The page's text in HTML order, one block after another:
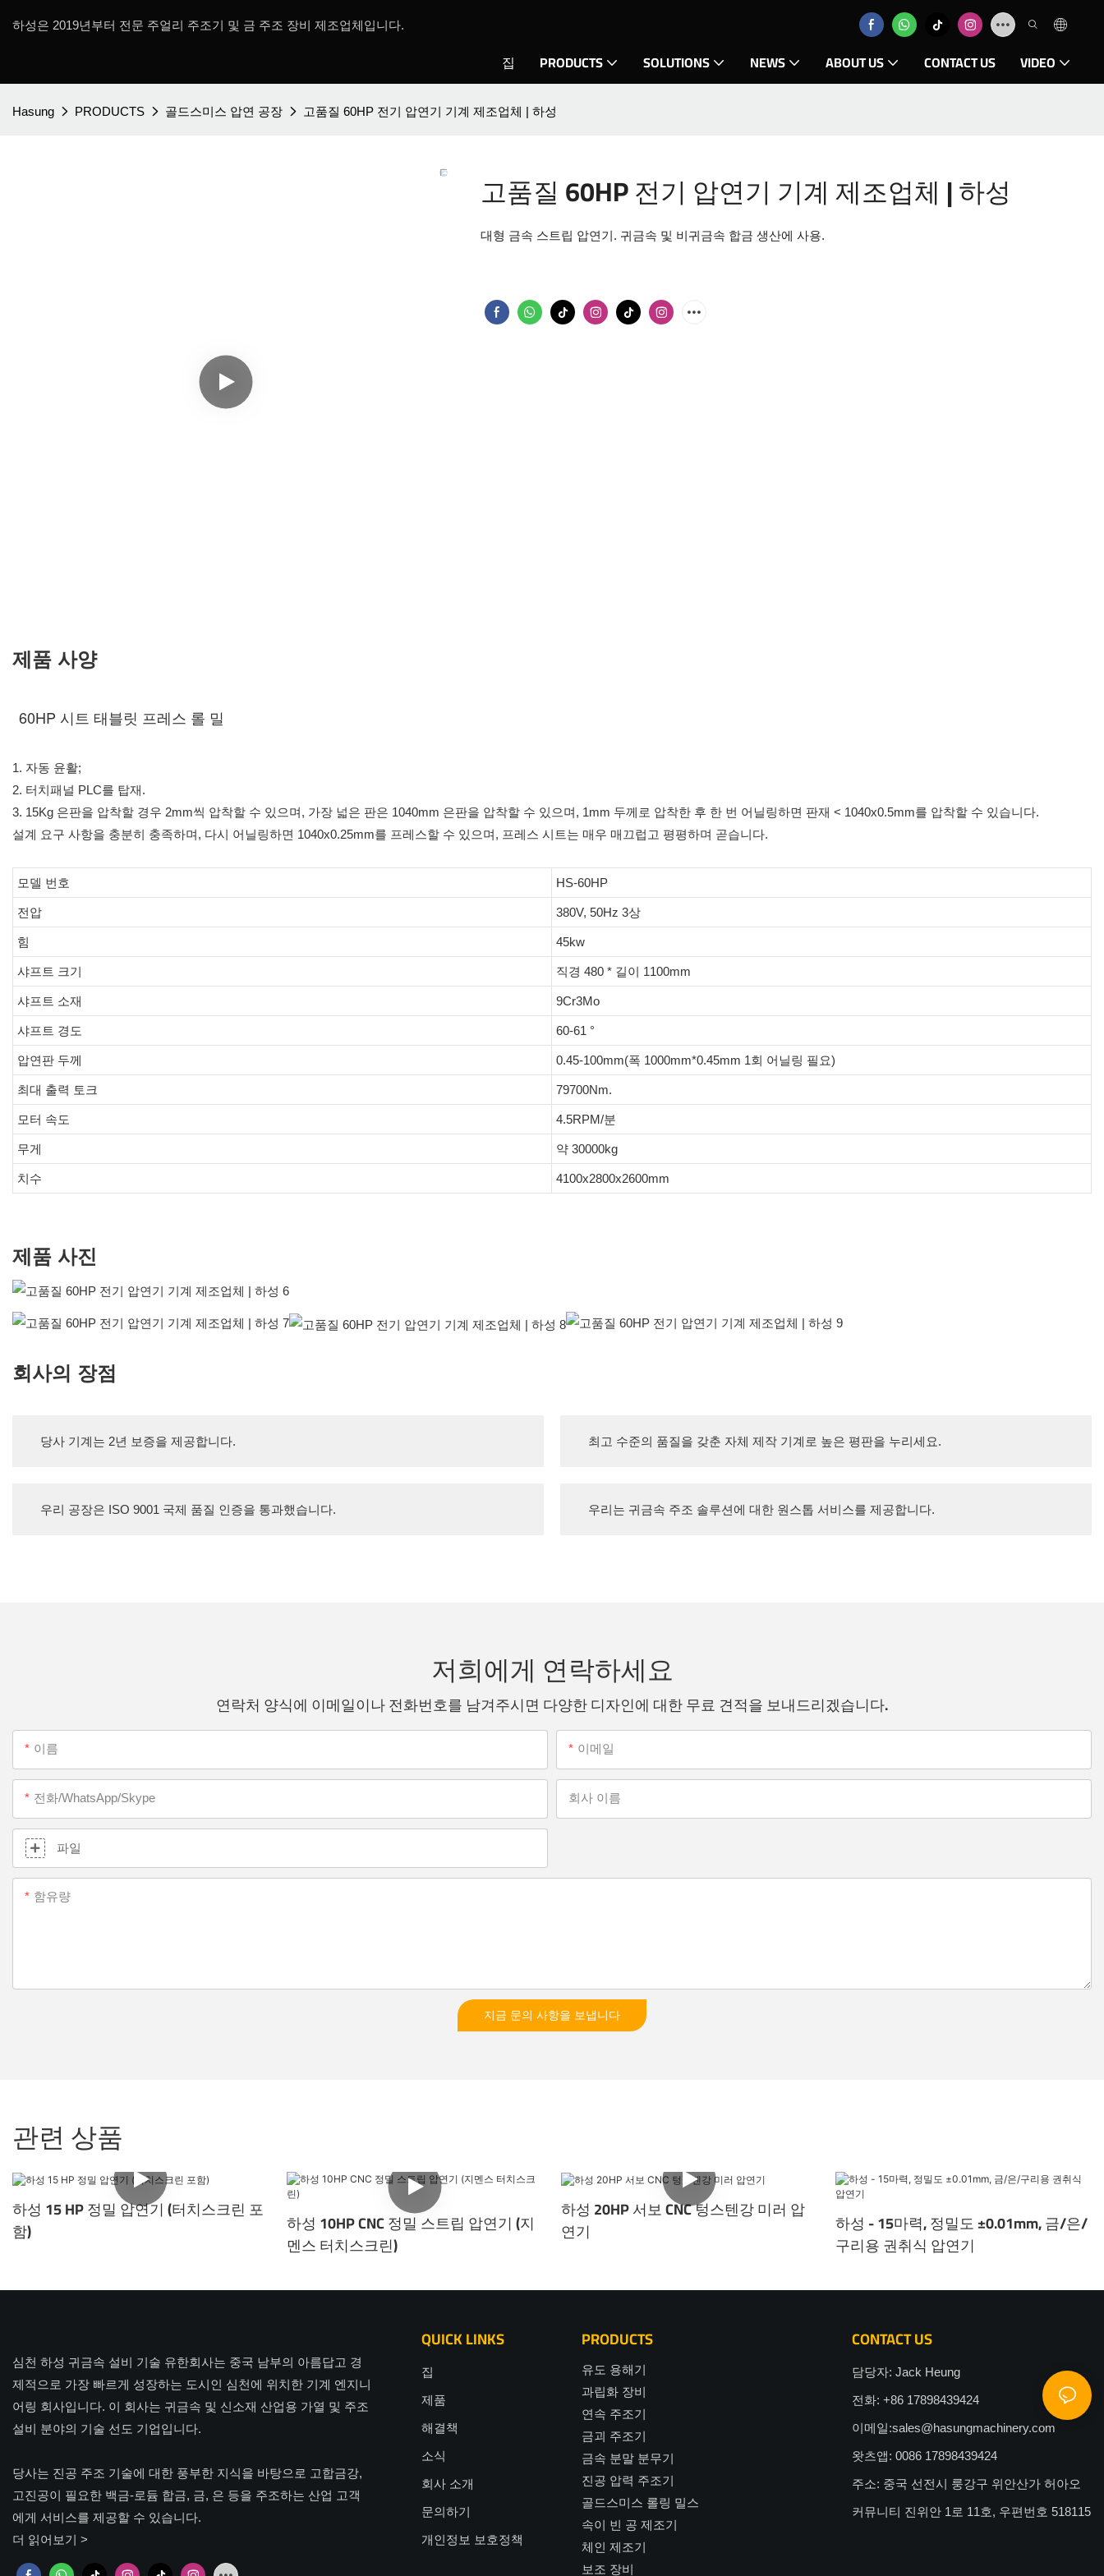
하성은 2019년부터 전문 주얼리 주조기 및 금 주조 장비 제조업체입니다.
집 PRODUCTS SOLUTIONS NEWS ABOUT US CONTACT US VIDEO
Hasung PRODUCTS 골드스미스 압연 공장 고품질 60HP 전기 압연기 기계 제조업체 | 하성
고품질 60HP 전기 압연기 기계 제조업체 | 하성
대형 금속 스트립 압연기. 귀금속 및 비귀금속 합금 생산에 사용.
제품 사양
60HP 시트 태블릿 프레스 롤 밀
1. 자동 윤활;
2. 터치패널 PLC를 탑재.
3. 15Kg 은판을 압착할 경우 2mm씩 압착할 수 있으며, 가장 넓은 판은 1040mm 은판을 압착할 수 있으며, 1mm 두께로 압착한 후 한 번 어닐링하면 판재 < 1040x0.5mm를 압착할 수 있습니다.
설계 요구 사항을 충분히 충족하며, 다시 어닐링하면 1040x0.25mm를 프레스할 수 있으며, 프레스 시트는 매우 매끄럽고 평평하며 곧습니다.
모델 번호 HS-60HP
전압 380V, 50Hz 3상
힘 45kw
샤프트 크기 직경 480 * 길이 1100mm
샤프트 소재 9Cr3Mo
샤프트 경도 60-61 °
압연판 두께 0.45-100mm(폭 1000mm*0.45mm 1회 어닐링 필요)
최대 출력 토크 79700Nm.
모터 속도 4.5RPM/분
무게 약 30000kg
치수 4100x2800x2600mm
제품 사진
회사의 장점
당사 기계는 2년 보증을 제공합니다. 최고 수준의 품질을 갖춘 자체 제작 기계로 높은 평판을 누리세요.
우리 공장은 ISO 9001 국제 품질 인증을 통과했습니다. 우리는 귀금속 주조 솔루션에 대한 원스톱 서비스를 제공합니다.
저희에게 연락하세요
연락처 양식에 이메일이나 전화번호를 남겨주시면 다양한 디자인에 대한 무료 견적을 보내드리겠습니다.
이름 이메일
전화/WhatsApp/Skype 회사 이름
파일
함유량
지금 문의 사항을 보냅니다
관련 상품
하성 15 HP 정밀 압연기 (터치스크린 포
함)
하성 10HP CNC 정밀 스트립 압연기 (지
멘스 터치스크린)
하성 20HP 서보 CNC 텅스텐강 미러 압
연기
하성 - 15마력, 정밀도 ±0.01mm, 금/은/
구리용 권취식 압연기
심천 하성 귀금속 설비 기술 유한회사는 중국 남부의 아름답고 경
제적으로 가장 빠르게 성장하는 도시인 심천에 위치한 기계 엔지니
어링 회사입니다. 이 회사는 귀금속 및 신소재 산업용 가열 및 주조
설비 분야의 기술 선도 기업입니다.
당사는 진공 주조 기술에 대한 풍부한 지식을 바탕으로 고합금강,
고진공이 필요한 백금-로듐 합금, 금, 은 등을 주조하는 산업 고객
에게 서비스를 제공할 수 있습니다.
더 읽어보기 >
QUICK LINKS
집
제품
해결책
소식
회사 소개
문의하기
개인정보 보호정책
PRODUCTS
유도 용해기
과립화 장비
연속 주조기
금괴 주조기
금속 분말 분무기
진공 압력 주조기
골드스미스 롤링 밀스
속이 빈 공 제조기
체인 제조기
보조 장비
CONTACT US
담당자: Jack Heung
전화: +86 17898439424
이메일:sales@hasungmachinery.com
왓츠앱: 0086 17898439424
주소: 중국 선전시 룽강구 위안산가 허아오
커뮤니티 진위안 1로 11호, 우편번호 518115